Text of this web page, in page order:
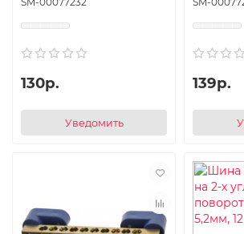
130р.
Уведомить
139р.